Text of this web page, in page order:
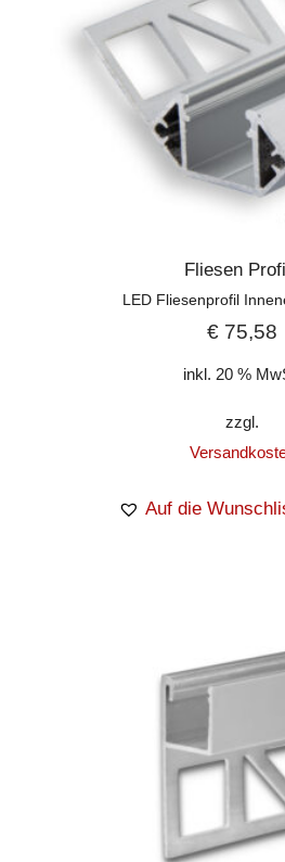
Fliesen
LED Fliesenprofil
€ 75,58
inkl. 20 %
zzgl.
Auf die